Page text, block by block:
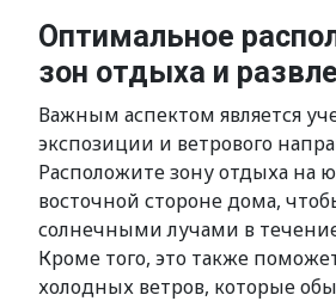
Оптимальное
зон отдыха и
Важным аспектом является
экспозиции и ветрового
Расположите зону отдыха на
восточной стороне дома,
солнечными лучами в
Кроме того, это также
холодных ветров, которые